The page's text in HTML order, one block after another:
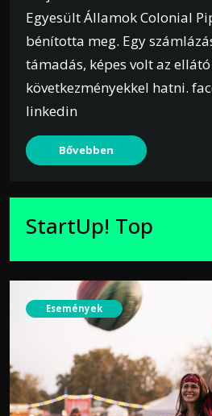
Egyesült Államok Colonial
bénította meg. Egy
támadás, képes volt az
következményekkel hatni.
linkedin
Bővebben
StartUp! Top
Események